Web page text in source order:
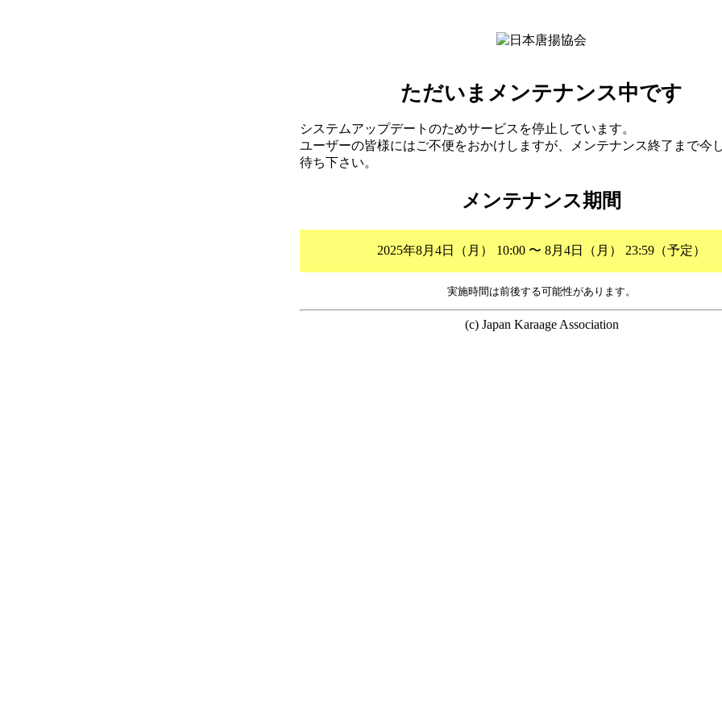
ただいまメンテナンス中です
システムアップデートのためサービスを停止しています。
ユーザーの皆様にはご不便をおかけしますが、メンテナンス終了まで今
待ち下さい。
メンテナンス期間
2025年8月4日（月） 10:00 〜 8月4日（月） 23:59（予定）
実施時間は前後する可能性があります。
(c) Japan Karaage Association